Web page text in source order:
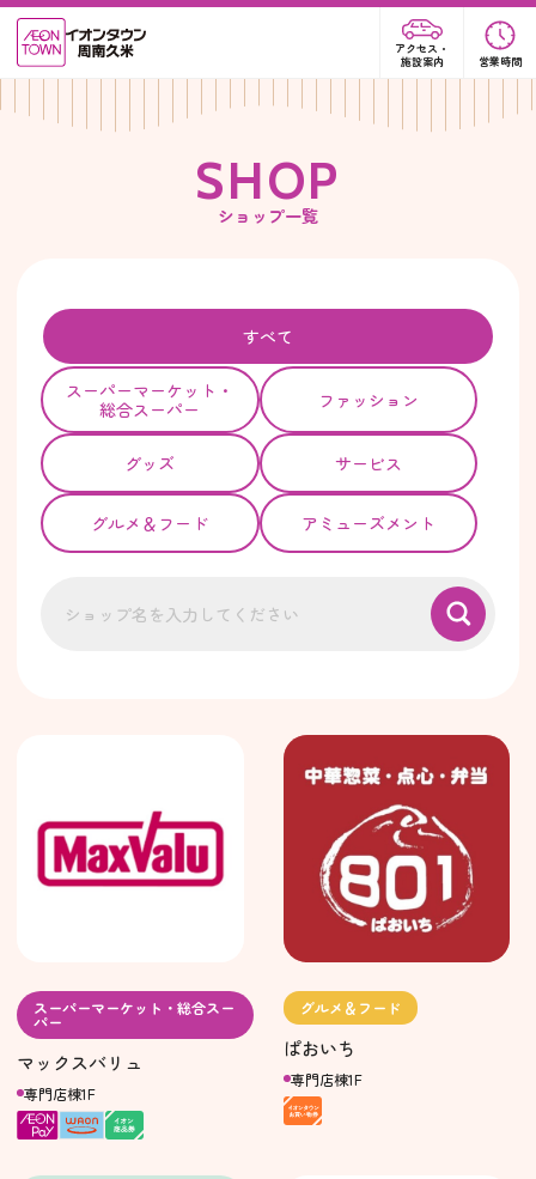
アクセス・
施設案内
営業時間
SHOP
ショップ一覧
すべて
スーパーマーケット・
総合スーパー
ファッション
グッズ サービス
グルメ＆フード アミューズメント
スーパーマーケット・総合スー
パー
マックスバリュ
専門店棟1F
グルメ＆フード
ぱおいち
専門店棟1F